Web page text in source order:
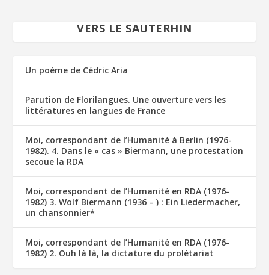
VERS LE SAUTERHIN
Un poème de Cédric Aria
Parution de Florilangues. Une ouverture vers les
littératures en langues de France
Moi, correspondant de l’Humanité à Berlin (1976-
1982). 4. Dans le « cas » Biermann, une protestation
secoue la RDA
Moi, correspondant de l’Humanité en RDA (1976-
1982) 3. Wolf Biermann (1936 – ) : Ein Liedermacher,
un chansonnier*
Moi, correspondant de l’Humanité en RDA (1976-
1982) 2. Ouh là là, la dictature du prolétariat